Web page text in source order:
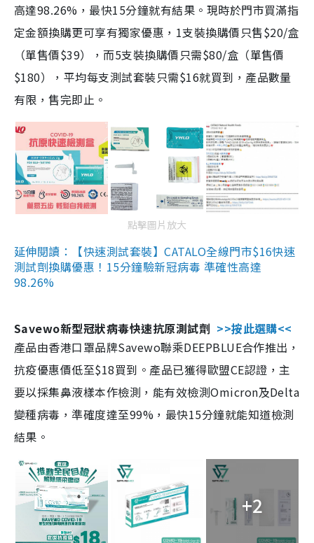
高達98.26%，最快15分鐘就有結果。現時於門市買滿指
定金額換購更可享有獨家優惠，1支裝換購價只售$20/盒
（單售價$39），而5支裝換購價只需$80/盒（單售價
$180），平均每支測試套裝只需$16就買到，產品數量
有限，售完即止。
點擊圖片放大
延伸閱讀：【快速測試套裝】CATALO全線門市$16快速
測試劑換購優惠！15分鐘驗新冠病毒 準確性高達
98.26%
Savewo新型冠狀病毒快速抗原測試劑 >>按此選購<<
產品由香港口罩品牌Savewo聯乘DEEPBLUE合作推出，
抗疫優惠價低至$18買到。產品已獲得歐盟CE認證，主
要以採集鼻液樣本作檢測，能有效檢測Omicron及Delta
變種病毒，準確度達至99%，最快15分鐘就能知道檢測
結果。
+2